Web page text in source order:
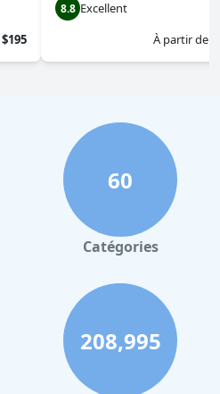
$195
8.8 Excellent
À partir de
60
Catégories
208,995